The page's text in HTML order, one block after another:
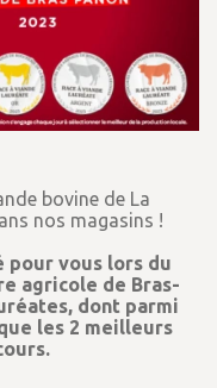
bovine de La
nos magasins !
pour vous lors du
agricole de Bras-
dont parmi
les 2 meilleurs